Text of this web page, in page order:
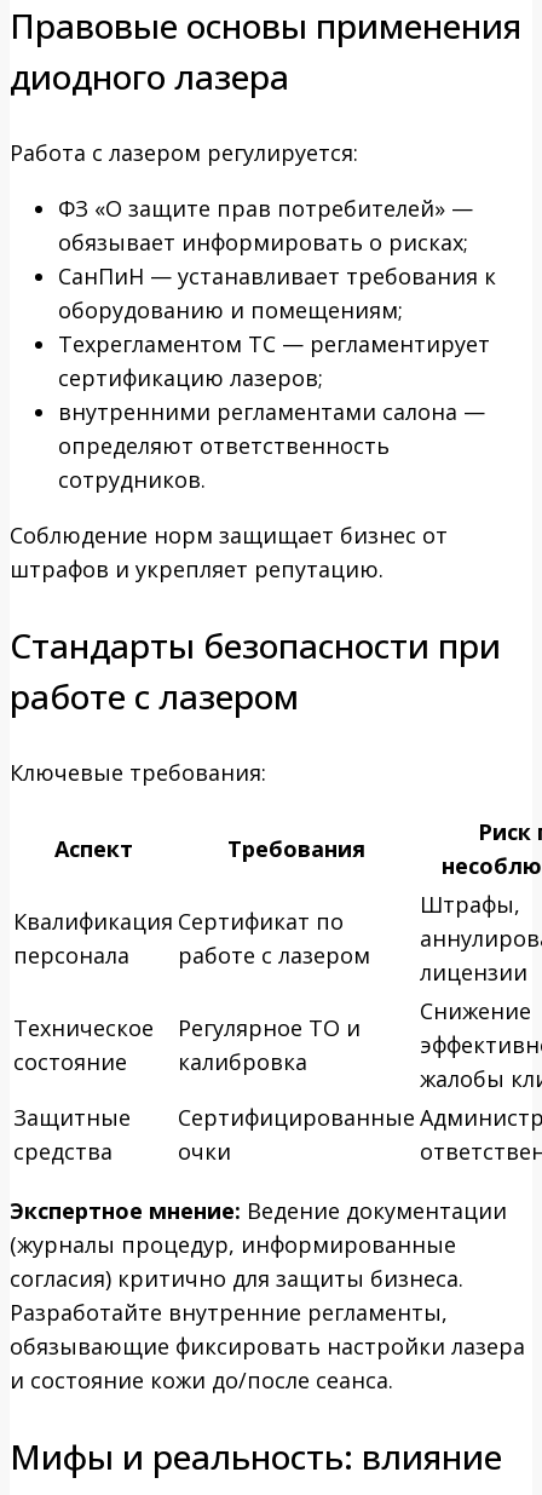
Правовые основы применения
диодного лазера
Работа с лазером регулируется:
ФЗ «О защите прав потребителей» —
обязывает информировать о рисках;
СанПиН — устанавливает требования к
оборудованию и помещениям;
Техрегламентом ТС — регламентирует
сертификацию лазеров;
внутренними регламентами салона —
определяют ответственность
сотрудников.
Соблюдение норм защищает бизнес от
штрафов и укрепляет репутацию.
Стандарты безопасности при
работе с лазером
Ключевые требования:
Аспект Требования
Риск
Квалификация
персонала
Сертификат по
работе с лазером
Штрафы,
лицензии
Техническое
состояние
Регулярное ТО и
калибровка
Снижение
жалобы
Защитные
средства
Сертифицированные
очки
Экспертное мнение: Ведение документации
(журналы процедур, информированные
согласия) критично для защиты бизнеса.
Разработайте внутренние регламенты,
обязывающие фиксировать настройки лазера
и состояние кожи до/после сеанса.
Мифы и реальность: влияние